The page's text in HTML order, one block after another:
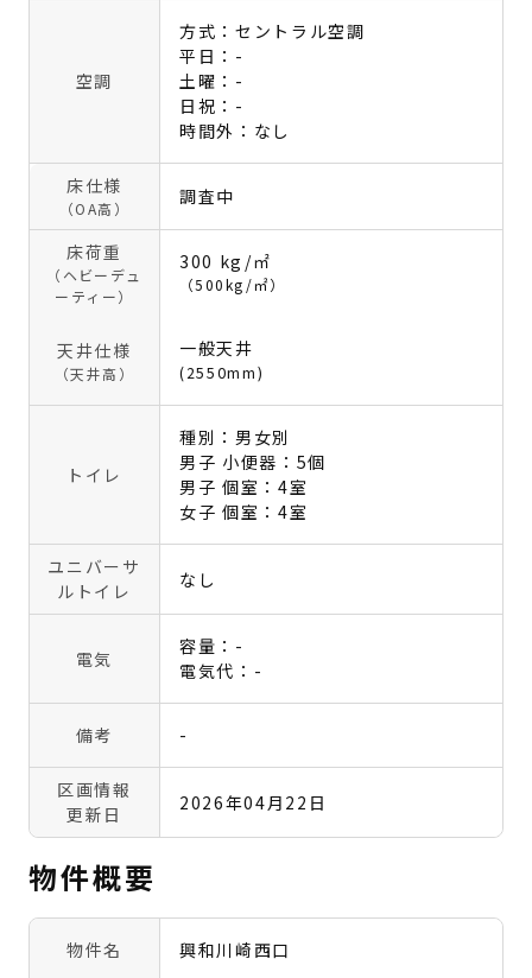
空調
方式：セントラル空調
平日：-
土曜：-
日祝：-
時間外：なし
床仕様
（OA高）
調査中
床荷重
（ヘビーデュ
ーティー）
300 kg/㎡
（500kg/㎡）
天井仕様
（天井高）
一般天井
(2550mm)
トイレ
種別：男女別
男子 小便器：5個
男子 個室：4室
女子 個室：4室
ユニバーサ
ルトイレ
なし
電気
容量：-
電気代：-
備考 -
区画情報
更新日
2026年04月22日
物件概要
物件名 興和川崎西口